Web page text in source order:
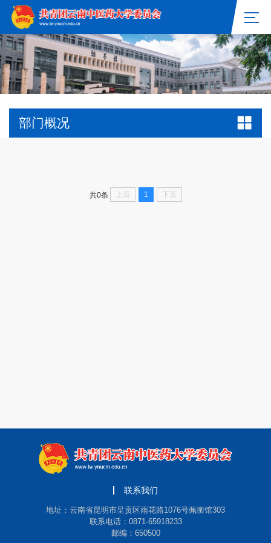
部门概况
共0条 上页 1 下页
联系我们
地址：云南省昆明市呈贡区雨花路1076号佩衡馆303
联系电话：0871-65918233
邮编：650500